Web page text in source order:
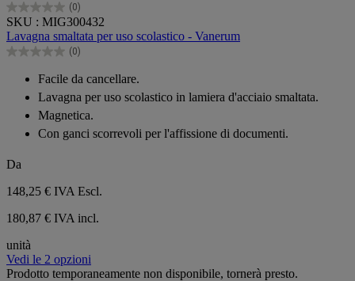
(0)
0.0
su
5
stelle.
SKU : MIG300432
Lavagna smaltata per uso scolastico - Vanerum
(0)
0.0
stelle.
Facile da cancellare.
Lavagna per uso scolastico in lamiera d'acciaio smaltata.
Magnetica.
Con ganci scorrevoli per l'affissione di documenti.
Da
148,25 € IVA Escl.
180,87 € IVA incl.
unità
Vedi le 2 opzioni
Prodotto temporaneamente non disponibile, tornerà presto.